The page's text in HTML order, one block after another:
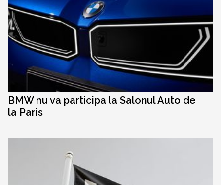
BMW nu va participa la Salonul Auto de
la Paris